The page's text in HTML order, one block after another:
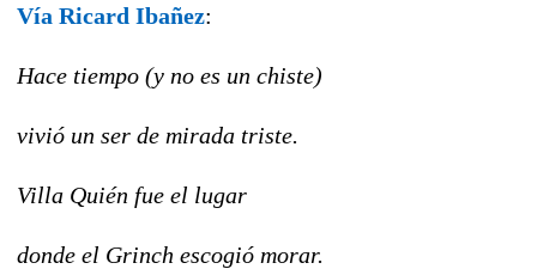
Vía Ricard Ibañez:
Hace tiempo (y no es un chiste)
vivió un ser de mirada triste.
Villa Quién fue el lugar
donde el Grinch escogió morar.